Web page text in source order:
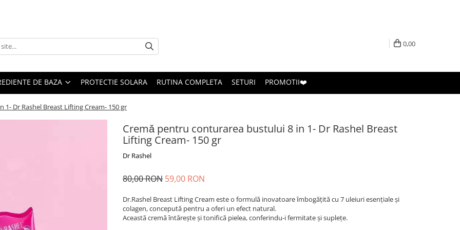
0,00
DE BAZA PROTECTIE SOLARA RUTINA COMPLETA SETURI PROMOTII❤️
Dr Rashel Breast Lifting Cream- 150 gr
Cremǎ pentru conturarea bustului 8 in 1- Dr Rashel Breast
Lifting Cream- 150 gr
Dr Rashel
80,00 RON 59,00 RON
Dr.Rashel Breast Lifting Cream este o formulă inovatoare îmbogățită cu 7 uleiuri esențiale și
colagen, concepută pentru a oferi un efect natural.
Această cremă întărește și tonifică pielea, conferindu-i fermitate și suplețe.